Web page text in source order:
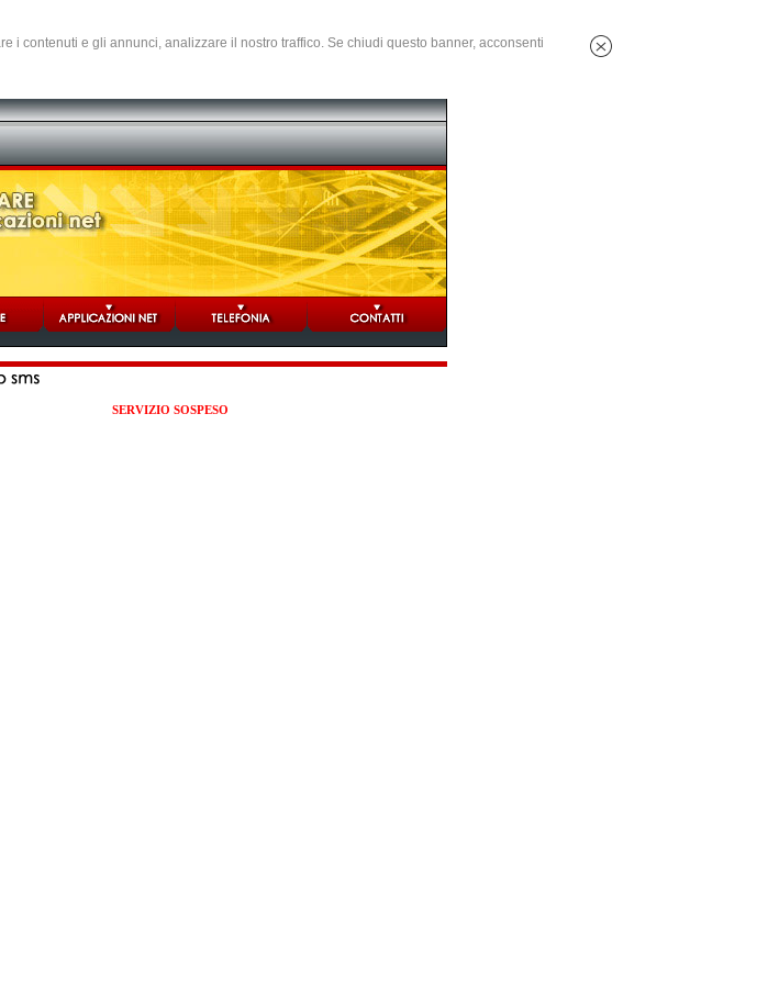
i contenuti e gli annunci, analizzare il nostro traffico. Se chiudi questo banner, acconsenti
SERVIZIO SOSPESO